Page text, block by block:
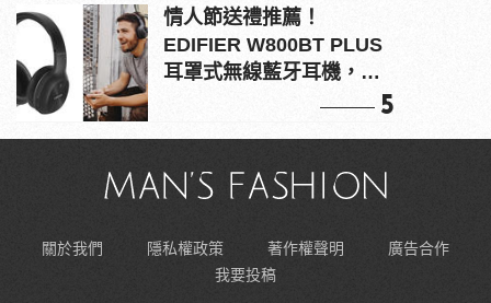
情人節送禮推薦！
EDIFIER W800BT PLUS
耳罩式無線藍牙耳機，在
5
關於我們 隱私權政策 著作權聲明
廣告合作
我要投稿